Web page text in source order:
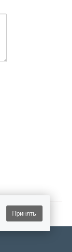
Принять